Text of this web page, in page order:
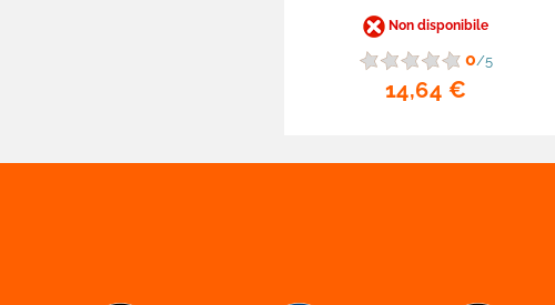

Non disponibile
0/5
14,64 €